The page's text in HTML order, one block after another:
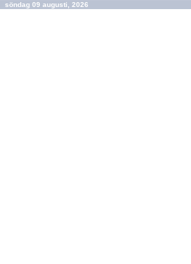
söndag 09 augusti, 2026